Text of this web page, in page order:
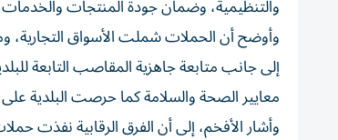
والتنظيمية، وضمان جودة المنتجات
وأوضح أن الحملات شملت الأسواق التجارية،
إلى جانب متابعة جاهزية المقاصب التابعة
معايير الصحة والسلامة كما حرصت البلدية
وأشار الأفخم، إلى أن الفرق الرقابية نفذت